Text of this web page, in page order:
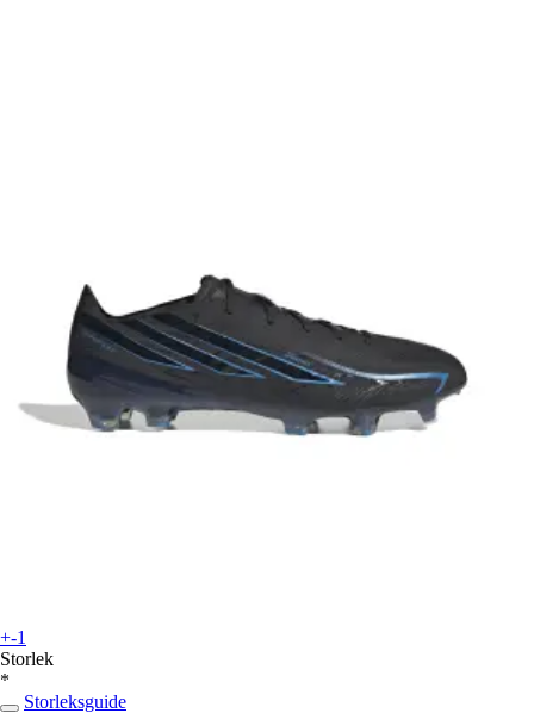
+-1
Storlek
*
Storleksguide